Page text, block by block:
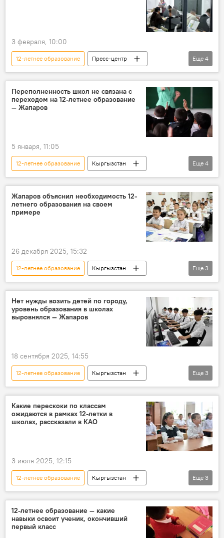
3 февраля, 10:00
12-летнее образование
Пресс-центр
Пресс-анонс
брифинг
школа
Еще 4
Переполненность школ не связана с
переходом на 12-летнее образование
— Жапаров
5 января, 11:05
12-летнее образование
Кыргызстан
Садыр Жапаров
школы
школьники
строительство
Еще 4
Жапаров объяснил необходимость 12-
летнего образования на своем
примере
26 декабря 2025, 15:32
12-летнее образование
Кыргызстан
школа
Садыр Жапаров
Народный курултай
Еще 3
Нет нужды возить детей по городу,
уровень образования в школах
выровнялся — Жапаров
18 сентября 2025, 14:55
12-летнее образование
Кыргызстан
школа
образование
Садыр Жапаров
Еще 3
Какие перескоки по классам
ожидаются в рамках 12-летки в
школах, рассказали в КАО
3 июля 2025, 12:15
12-летнее образование
Кыргызстан
школа
переход
Кыргызская академия образования
Еще 3
12-летнее образование — какие
навыки освоит ученик, окончивший
первый класс